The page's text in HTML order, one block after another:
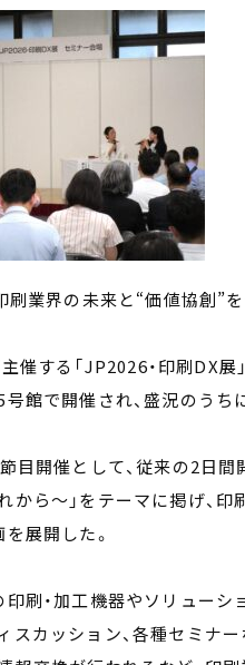
刷業界の未来と“価値協創”
催する「JP2026・印刷DX
館で開催され、盛況のうち
目開催として、従来の2日間
から〜」をテーマに掲げ、印
展開した。
印刷・加工機器やソリュー
スカッション、各種セミナ